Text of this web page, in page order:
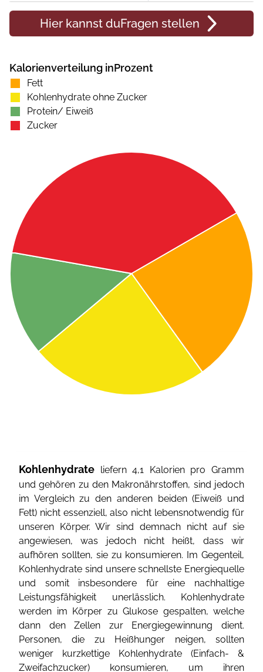
Hier kannst duFragen stellen
Kalorienverteilung inProzent
Fett
Kohlenhydrate ohne Zucker
Protein/ Eiweiß
Zucker
Kohlenhydrate liefern 4,1 Kalorien pro Gramm
und gehören zu den Makronährstoffen, sind jedoch
im Vergleich zu den anderen beiden (Eiweiß und
Fett) nicht essenziell, also nicht lebensnotwendig für
unseren Körper. Wir sind demnach nicht auf sie
angewiesen, was jedoch nicht heißt, dass wir
aufhören sollten, sie zu konsumieren. Im Gegenteil,
Kohlenhydrate sind unsere schnellste Energiequelle
und somit insbesondere für eine nachhaltige
Leistungsfähigkeit unerlässlich. Kohlenhydrate
werden im Körper zu Glukose gespalten, welche
dann den Zellen zur Energiegewinnung dient.
Personen, die zu Heißhunger neigen, sollten
weniger kurzkettige Kohlenhydrate (Einfach- &
Zweifachzucker) konsumieren, um ihren